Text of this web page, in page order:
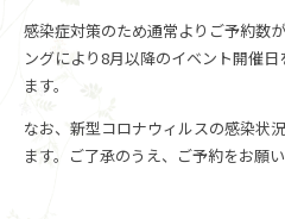
感染症対策のため通常よりご予約数
ングにより8月以降のイベント開催
ます。
なお、新型コロナウィルスの感染状
ます。ご了承のうえ、ご予約をお願い